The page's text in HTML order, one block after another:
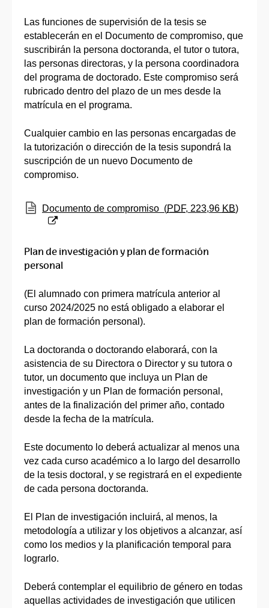
Las funciones de supervisión de la tesis se
establecerán en el Documento de compromiso, que
suscribirán la persona doctoranda, el tutor o tutora,
las personas directoras, y la persona coordinadora
del programa de doctorado. Este compromiso será
rubricado dentro del plazo de un mes desde la
matrícula en el programa.
Cualquier cambio en las personas encargadas de
la tutorización o dirección de la tesis supondrá la
suscripción de un nuevo Documento de
compromiso.
(Abre una nueva ventana)
Documento de compromiso (PDF, 223,96 KB)
Plan de investigación y plan de formación
personal
(El alumnado con primera matrícula anterior al
curso 2024/2025 no está obligado a elaborar el
plan de formación personal).
La doctoranda o doctorando elaborará, con la
asistencia de su Directora o Director y su tutora o
tutor, un documento que incluya un Plan de
investigación y un Plan de formación personal,
antes de la finalización del primer año, contado
desde la fecha de la matrícula.
Este documento lo deberá actualizar al menos una
vez cada curso académico a lo largo del desarrollo
de la tesis doctoral, y se registrará en el expediente
de cada persona doctoranda.
El Plan de investigación incluirá, al menos, la
metodología a utilizar y los objetivos a alcanzar, así
como los medios y la planificación temporal para
lograrlo.
Deberá contemplar el equilibrio de género en todas
aquellas actividades de investigación que utilicen